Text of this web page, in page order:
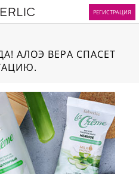
РЕГИСТРАЦИЯ
АЛОЭ ВЕРА СПАСЕТ